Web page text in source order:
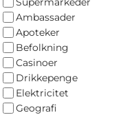
Ambassader
Apoteker
Befolkning
Casinoer
Drikkepenge
Elektricitet
Geografi